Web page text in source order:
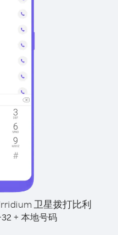
卫星拨打比利
32+ 本地号码